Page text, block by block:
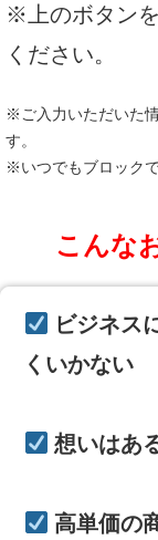
※上のボタン
ください。
※ご入力いただいた
す。
※いつでもブロックで
こんな
ビジネス
くいかない
想いはあ
高単価の